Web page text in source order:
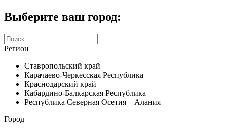
Выберите ваш город:
Регион
Ставропольский край
Карачаево-Черкесская Республика
Краснодарский край
Кабардино-Балкарская Республика
Республика Северная Осетия – Алания
Город